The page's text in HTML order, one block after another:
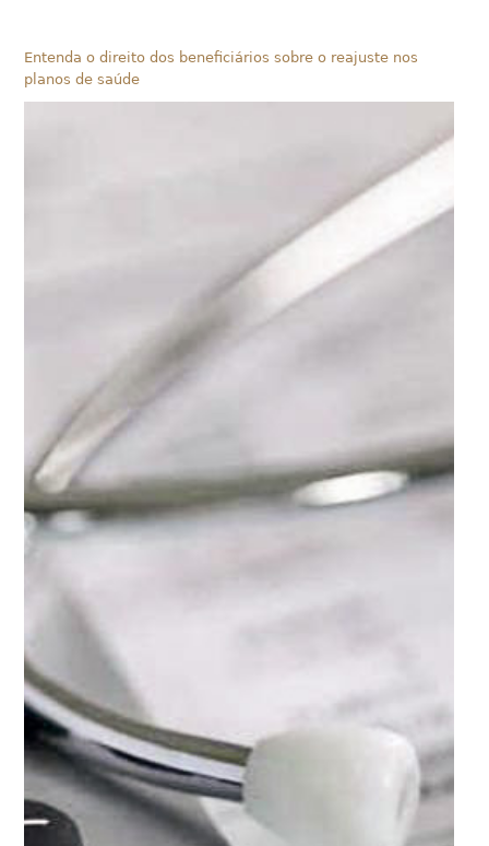
Entenda o direito dos beneficiários sobre o reajuste nos
planos de saúde